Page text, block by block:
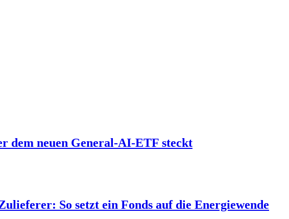
dem neuen General-AI-ETF steckt
So setzt ein Fonds auf die Energiewende